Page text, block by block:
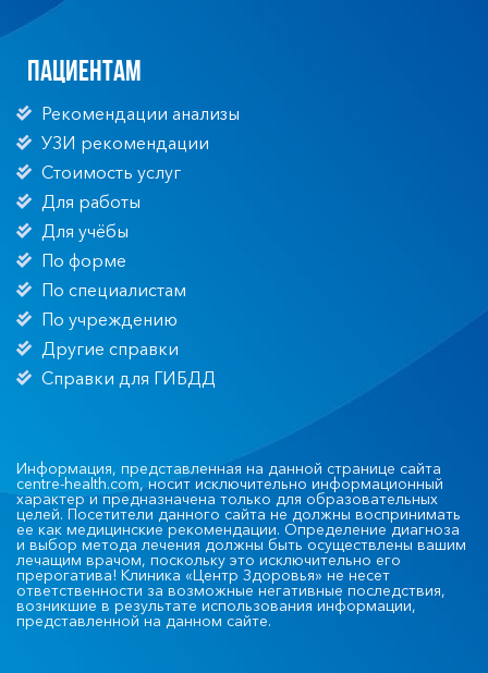
Пациентам
Рекомендации анализы
УЗИ рекомендации
Стоимость услуг
Для работы
Для учёбы
По форме
По специалистам
По учреждению
Другие справки
Справки для ГИБДД
Информация, представленная на данной странице сайта
centre-health.com, носит исключительно информационный
характер и предназначена только для образовательных
целей. Посетители данного сайта не должны воспринимать
ее как медицинские рекомендации. Определение диагноза
и выбор метода лечения должны быть осуществлены вашим
лечащим врачом, поскольку это исключительно его
прерогатива! Клиника «Центр Здоровья» не несет
ответственности за возможные негативные последствия,
возникшие в результате использования информации,
представленной на данном сайте.